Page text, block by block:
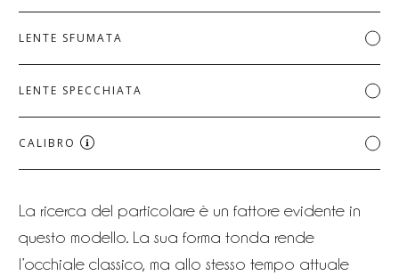
La ricerca del particolare è un fattore evidente in
questo modello. La sua forma tonda rende
l’occhiale classico, ma allo stesso tempo attuale
LENTE SFUMATA
LENTE SPECCHIATA
CALIBRO